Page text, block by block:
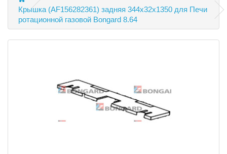
Крышка (AF156282361) задняя 344х32х1350 для Печи
ротационной газовой Bongard 8.64